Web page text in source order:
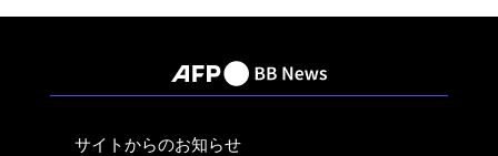
サイトからのお知らせ